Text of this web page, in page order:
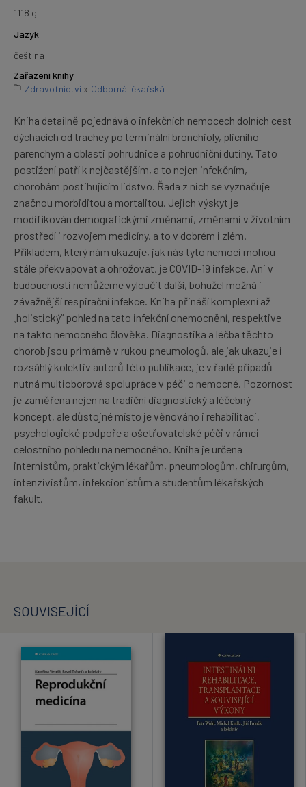
1118 g
Jazyk
čeština
Zařazení knihy
Zdravotnictví » Odborná lékařská
Kniha detailně pojednává o infekčních nemocech dolních cest
dýchacích od trachey po terminální bronchioly, plicního
parenchym a oblasti pohrudnice a pohrudniční dutiny. Tato
postižení patří k nejčastějším, a to nejen infekčním,
chorobám postihujícím lidstvo. Řada z nich se vyznačuje
značnou morbiditou a mortalitou. Jejich výskyt je
modifikován demografickými změnami, změnami v životním
prostředí i rozvojem medicíny, a to v dobrém i zlém.
Příkladem, který nám ukazuje, jak nás tyto nemoci mohou
stále překvapovat a ohrožovat, je COVID-19 infekce. Ani v
budoucnosti nemůžeme vyloučit další, bohužel možná i
závažnější respirační infekce. Kniha přináší komplexní až
„holistický“ pohled na tato infekční onemocnění, respektive
na takto nemocného člověka. Diagnostika a léčba těchto
chorob jsou primárně v rukou pneumologů, ale jak ukazuje i
rozsáhlý kolektiv autorů této publikace, je v řadě případů
nutná multioborová spolupráce v péči o nemocné. Pozornost
je zaměřena nejen na tradiční diagnostický a léčebný
koncept, ale důstojné místo je věnováno i rehabilitaci,
psychologické podpoře a ošetřovatelské péči v rámci
celostního pohledu na nemocného. Kniha je určena
internistům, praktickým lékařům, pneumologům, chirurgům,
intenzivistům, infekcionistům a studentům lékařských
fakult.
SOUVISEJÍCÍ